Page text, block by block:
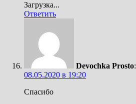
Загрузка...
Ответить
Devochka Prosto:
08.05.2020 в 19:20
Спасибо